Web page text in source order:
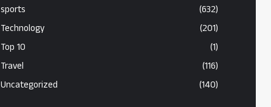
sports
(632)
Technology
(201)
Top 10
(1)
Travel
(116)
Uncategorized
(140)